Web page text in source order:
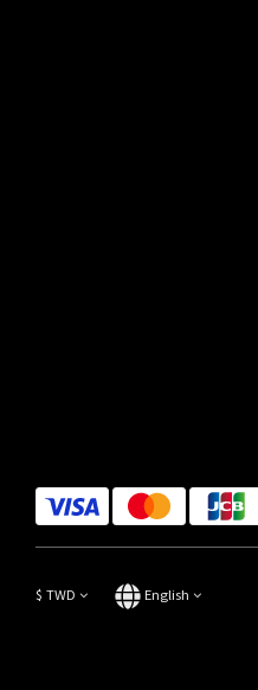
$ TWD English